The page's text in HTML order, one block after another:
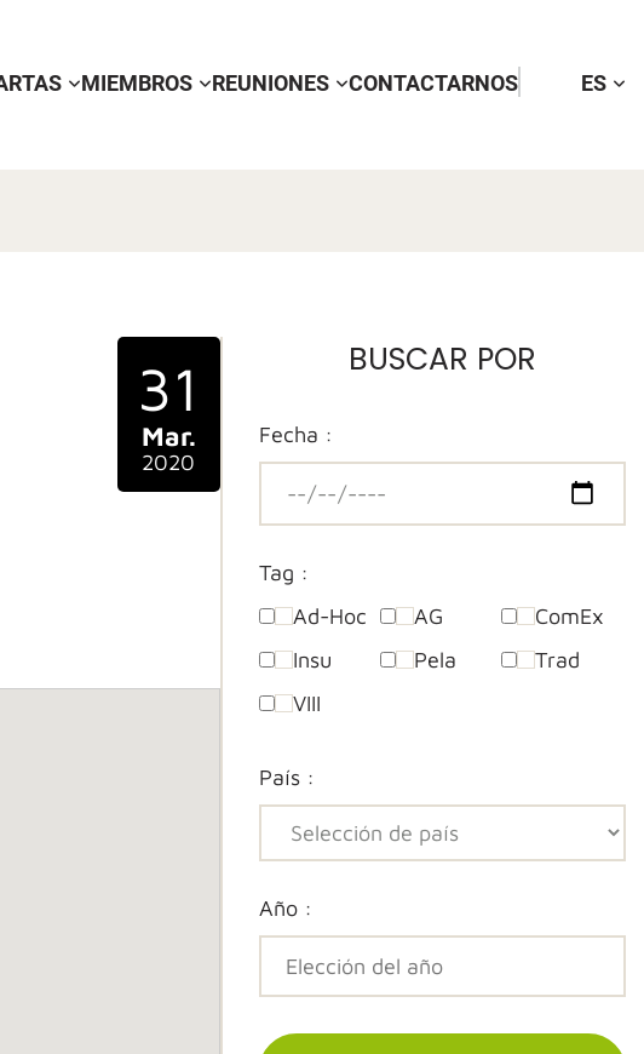
MIEMBROS REUNIONES CONTACTARNOS ES
31
Mar.
2020
BUSCAR POR
Fecha :
Tag :
Ad-Hoc
AG
ComEx
Insu
Pela
Trad
VIII
País :
Año :